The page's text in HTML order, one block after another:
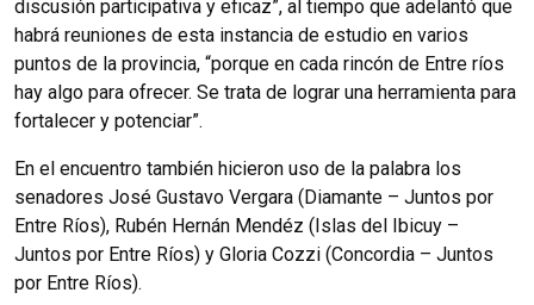
discusión participativa y eficaz”, al tiempo que adelantó que
habrá reuniones de esta instancia de estudio en varios
puntos de la provincia, “porque en cada rincón de Entre ríos
hay algo para ofrecer. Se trata de lograr una herramienta para
fortalecer y potenciar”.
En el encuentro también hicieron uso de la palabra los
senadores José Gustavo Vergara (Diamante – Juntos por
Entre Ríos), Rubén Hernán Mendéz (Islas del Ibicuy –
Juntos por Entre Ríos) y Gloria Cozzi (Concordia – Juntos
por Entre Ríos).